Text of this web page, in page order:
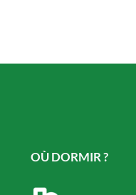
OÙ DORMIR ?